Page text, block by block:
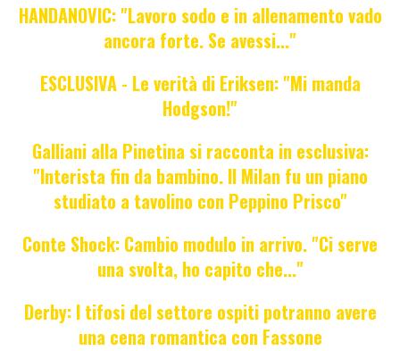
HANDANOVIC: "Lavoro sodo e in allenamento vado
ancora forte. Se avessi..."
ESCLUSIVA - Le verità di Eriksen: "Mi manda
Hodgson!"
Galliani alla Pinetina si racconta in esclusiva:
"Interista fin da bambino. Il Milan fu un piano
studiato a tavolino con Peppino Prisco"
Conte Shock: Cambio modulo in arrivo. "Ci serve
una svolta, ho capito che..."
Derby: I tifosi del settore ospiti potranno avere
una cena romantica con Fassone